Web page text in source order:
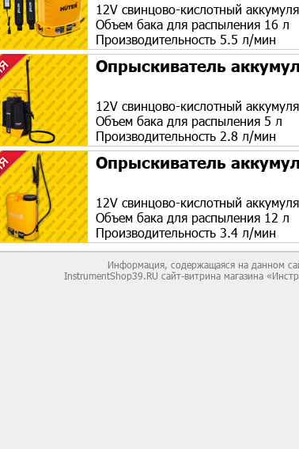
12V свинцово-кислотный
Объем бака для распыления 16 л
Производительность 5.5 л/мин
Опрыскиватель
12V свинцово-кислотный
Объем бака для распыления 5 л
Производительность 2.8 л/мин
Опрыскиватель
12V свинцово-кислотный
Объем бака для распыления 12 л
Производительность 3.4 л/мин
Информация, содержащаяся на данном
InstrumentShop39.RU сайт-витрина магазина